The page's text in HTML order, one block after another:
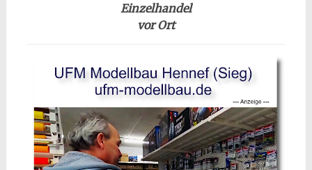
Einzelhandel
vor Ort